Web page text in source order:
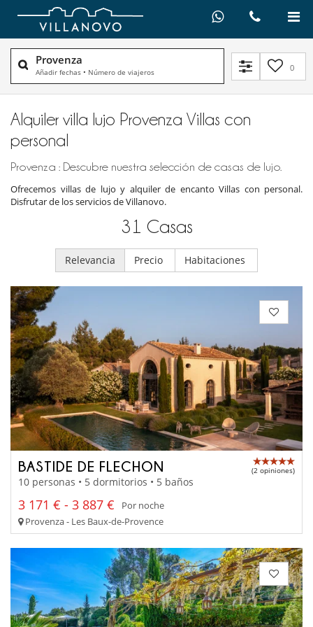
Provenza
Añadir fechas • Número de viajeros 0
Alquiler villa lujo Provenza Villas con
personal
Provenza : Descubre nuestra selección de casas de lujo.
Ofrecemos villas de lujo y alquiler de encanto Villas con personal.
Disfrutar de los servicios de Villanovo.
31 Casas
Relevancia Precio Habitaciones
BASTIDE DE FLECHON (2 opiniones)
10 personas • 5 dormitorios • 5 baños
3 171 € - 3 887 €
Por noche
Provenza - Les Baux-de-Provence